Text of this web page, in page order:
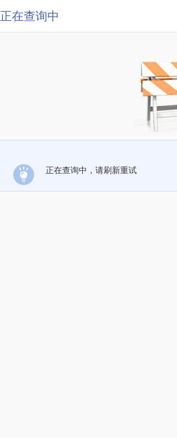
正在查询中
正在查询中，请刷新重试